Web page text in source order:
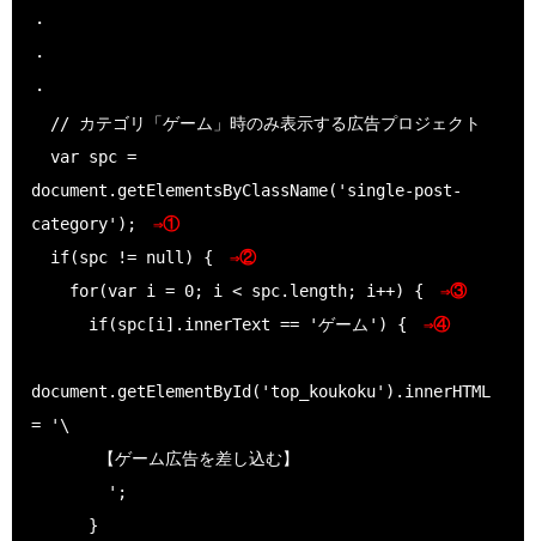
・
・
・
document.getElementsByClassName('single-post-
category'); ⇒①
  if(spc != null) {
⇒②
    for(var i = 0; i < spc.length; i++) {
⇒③
      if(spc[i].innerText == 'ゲーム') {
⇒④
document.getElementById('top_koukoku').innerHTML
= '\
【ゲーム広告を差し込む】